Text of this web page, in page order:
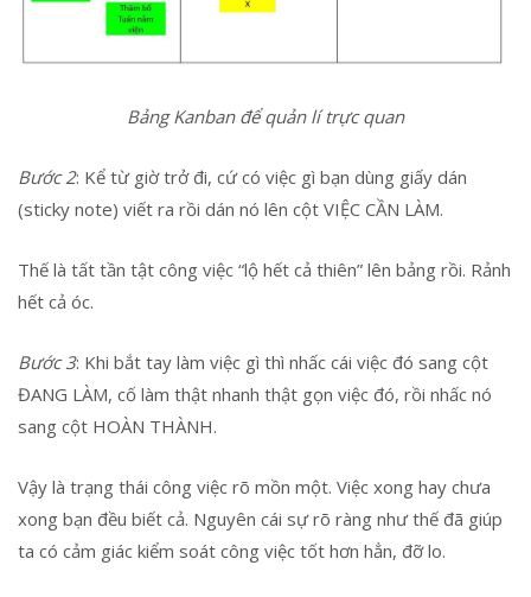
Bảng Kanban để quản lí trực quan
Bước 2: Kể từ giờ trở đi, cứ có việc gì bạn dùng giấy dán
(sticky note) viết ra rồi dán nó lên cột VIỆC CẦN LÀM.
Thế là tất tần tật công việc “lộ hết cả thiên” lên bảng rồi. Rảnh
hết cả óc.
Bước 3: Khi bắt tay làm việc gì thì nhấc cái việc đó sang cột
ĐANG LÀM, cố làm thật nhanh thật gọn việc đó, rồi nhấc nó
sang cột HOÀN THÀNH.
Vậy là trạng thái công việc rõ mồn một. Việc xong hay chưa
xong bạn đều biết cả. Nguyên cái sự rõ ràng như thế đã giúp
ta có cảm giác kiểm soát công việc tốt hơn hẳn, đỡ lo.